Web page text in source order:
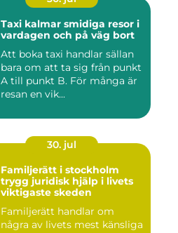
Taxi kalmar smidiga resor i
vardagen och på väg bort
Att boka taxi handlar sällan
bara om att ta sig från punkt
A till punkt B. För många är
resan en vik...
30. jul
Familjerätt i stockholm
trygg juridisk hjälp i livets
viktigaste skeden
Familjerätt handlar om
några av livets mest känsliga